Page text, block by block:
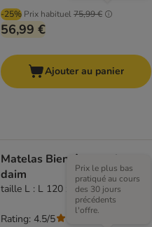
-25% Prix habituel75,99 €
56,99 €
Ajouter au panier
Matelas Bien-être en faux
daim
taille L : L 120 x l 90 x H 6 cm
Prix le plus bas
pratiqué au cours
des 30 jours
précédents
l'offre.
Rating: 4.5/5